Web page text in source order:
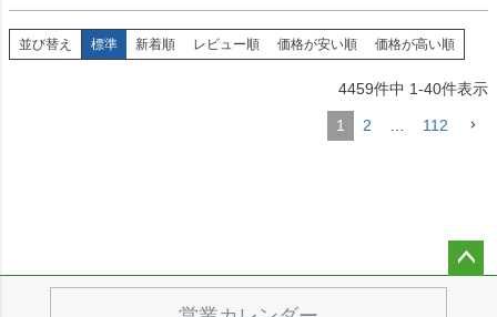
並び替え 標準 新着順 レビュー順 価格が安い順 価格が高い順
4459件中 1-40件表示
1 2 112